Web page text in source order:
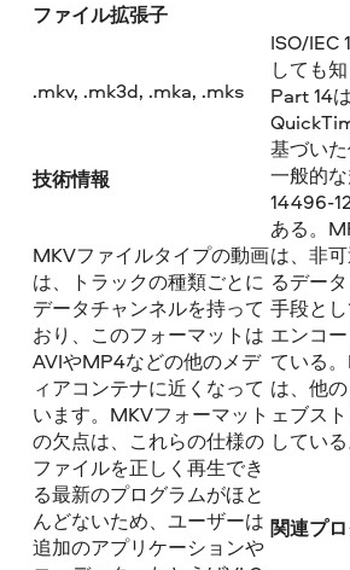
ファイル拡張子
.mkv, .mk3d, .mka, .mks
技術情報
MKVファイルタイプの動画
は、トラックの種類ごとに
データチャンネルを持って
おり、このフォーマットは
AVIやMP4などの他のメデ
ィアコンテナに近くなって
います。MKVフォーマット
の欠点は、これらの仕様の
ファイルを正しく再生でき
る最新のプログラムがほと
んどないため、ユーザーは
追加のアプリケーションや
ISO/IEC
しても
Part 14
基づい
一般的
14496-
ある。
は、非
るデー
手段と
エンコ
ている
は、他
ェブス
している
関連プ